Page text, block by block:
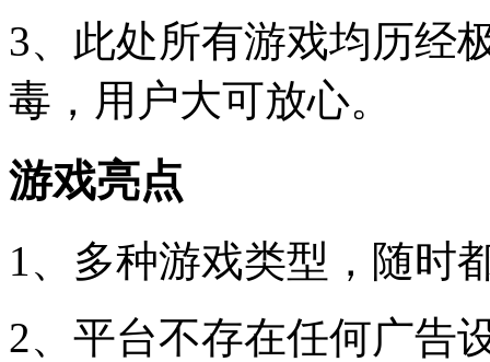
3、此处所有游戏均历经
毒，用户大可放心。
游戏亮点
1、多种游戏类型，随时
2、平台不存在任何广告